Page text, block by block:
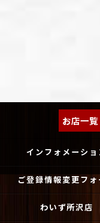
お店一覧
インフォメーショ
ご登録情報変更フォ
わいず所沢店